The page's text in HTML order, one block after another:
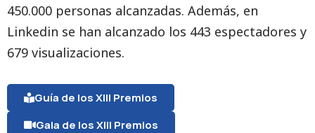
450.000 personas alcanzadas. Además, en
Linkedin se han alcanzado los 443 espectadores y
679 visualizaciones.
Guía de los XIII Premios
Gala de los XIII Premios